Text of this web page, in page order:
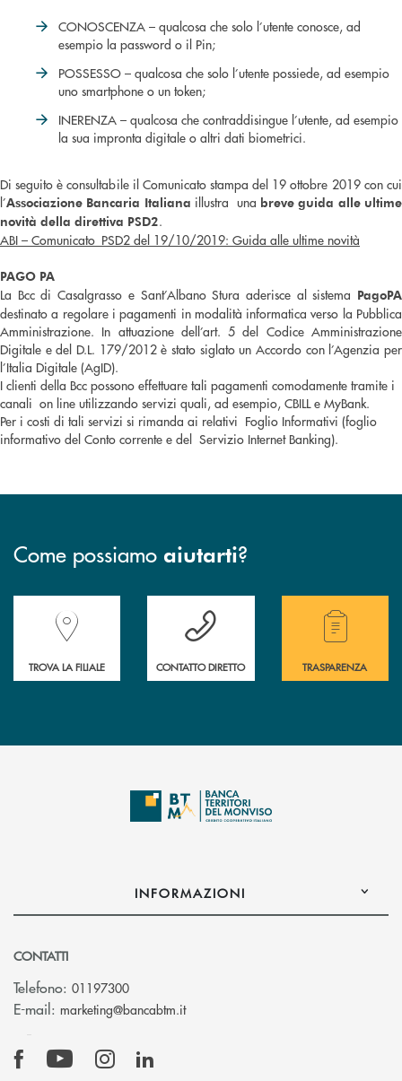
CONOSCENZA – qualcosa che solo l’utente conosce, ad
esempio la password o il Pin;
POSSESSO – qualcosa che solo l’utente possiede, ad esempio
uno smartphone o un token;
INERENZA – qualcosa che contraddisingue l’utente, ad esempio
la sua impronta digitale o altri dati biometrici.
Di seguito è consultabile il Comunicato stampa del 19 ottobre 2019 con cui
l’Associazione Bancaria Italiana illustra una breve guida alle ultime
novità della direttiva PSD2.
ABI – Comunicato_PSD2 del 19/10/2019: Guida alle ultime novità
PAGO PA
La Bcc di Casalgrasso e Sant’Albano Stura aderisce al sistema PagoPA
destinato a regolare i pagamenti in modalità informatica verso la Pubblica
Amministrazione. In attuazione dell’art. 5 del Codice Amministrazione
Digitale e del D.L. 179/2012 è stato siglato un Accordo con l’Agenzia per
l’Italia Digitale (AgID).
I clienti della Bcc possono effettuare tali pagamenti comodamente tramite i
canali on line utilizzando servizi quali, ad esempio, CBILL e MyBank.
Per i costi di tali servizi si rimanda ai relativi Foglio Informativi (foglio
informativo del Conto corrente e del Servizio Internet Banking).
Come possiamo aiutarti?
Accedi all' elenco completo delle filiali della Banca.
TROVA LA FILIALE
Hai bisogno di assistenza immediata?
CONTATTO DIRETTO
Hai bisogno di
TRASPARENZA
INFORMAZIONI
CONTATTI
Telefono: 01197300
E-mail: marketing@bancabtm.it(si apre l’app di posta elettronica)